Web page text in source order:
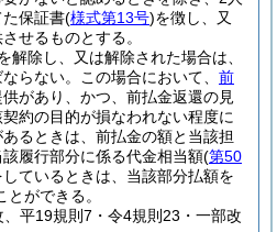
保証書(様式第13号)を徴し、又
せるものとする。
解除し、又は解除された場合は、
らない。
この場合において、 前
があり、かつ、前払金返還の見
約の目的が損なわれない程度に
るときは、前払金の額と当該担
履行部分に係る代金相当額(第50
ているときは、当該部分払額を
とができる。
平19規則7・令4規則23・一部改